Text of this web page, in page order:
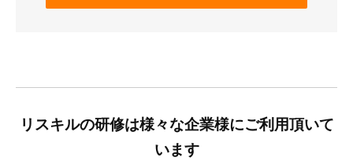
リスキルの研修は様々な企業様にご利用頂いて
います